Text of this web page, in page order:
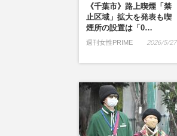
《千葉市》路上喫煙「禁
止区域」拡大を発表も喫
煙所の設置は「0…
週刊女性PRIME 2026/5/27